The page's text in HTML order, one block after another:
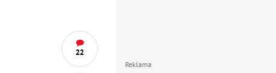
22
Reklama